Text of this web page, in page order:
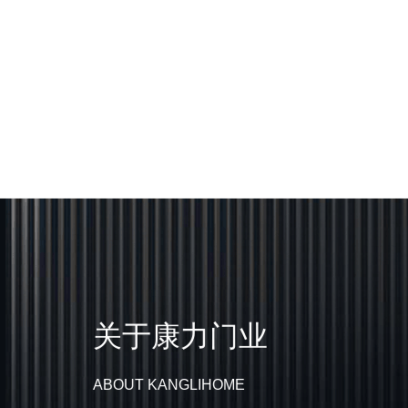
关于康力门业
ABOUT KANGLIHOME